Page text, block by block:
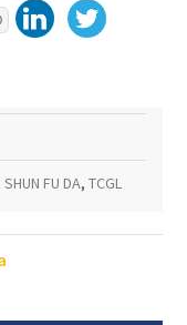
SHUN FU DA, TCGL